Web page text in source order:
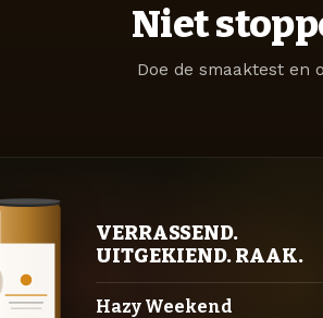
Niet
Doe de smaaktest
VERRASSEND.
UITGEKIEND. RAAK.
Hazy Weekend